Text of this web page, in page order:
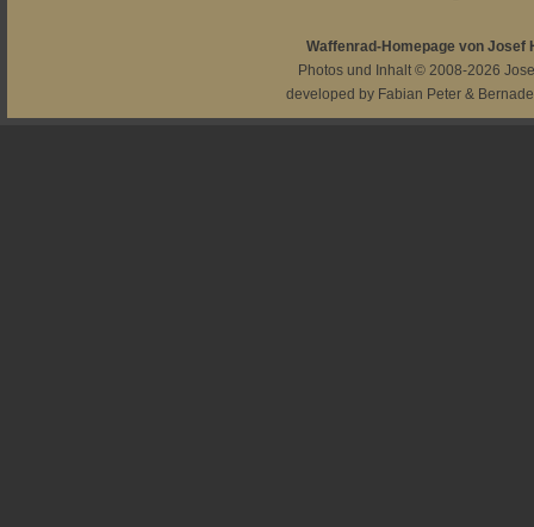
Waffenrad-Homepage von Josef
Photos und Inhalt © 2008-2026
developed by Fabian Peter &